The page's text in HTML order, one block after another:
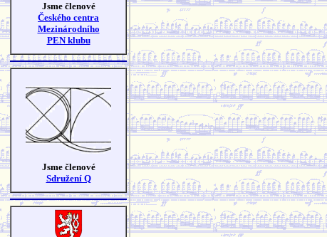
Jsme členové
Českého centra
Mezinárodního
PEN klubu
Jsme členové
Sdružení Q